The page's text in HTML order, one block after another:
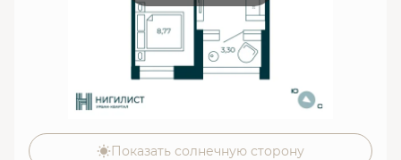
Показать солнечную сторону